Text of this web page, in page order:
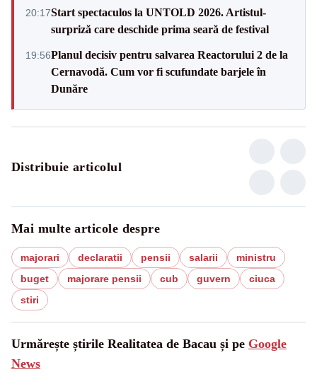
20:17Start spectaculos la UNTOLD 2026. Artistul-
surpriză care deschide prima seară de festival
19:56Planul decisiv pentru salvarea Reactorului 2 de la
Cernavodă. Cum vor fi scufundate barjele în
Dunăre
Distribuie articolul
Mai multe articole despre
majorari declaratii pensii salarii
ministru
buget
majorare pensii cub guvern
ciuca
stiri
Urmărește știrile Realitatea de Bacau și pe Google
News